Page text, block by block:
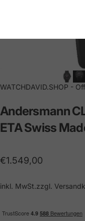
WATCHDAVID.SHOP -
Andersmann
ETASwiss
€1.549,00
inkl. MwSt.zzgl.